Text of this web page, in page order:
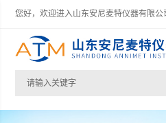
您好，欢迎进入山东安尼麦特仪器有限公